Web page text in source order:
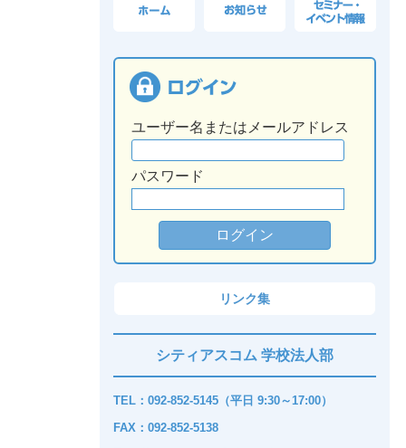
ユーザー名またはメールアドレス
パスワード
リンク集
シティアスコム 学校法人部
TEL：092-852-5145（平日 9:30～17:00）
FAX：092-852-5138